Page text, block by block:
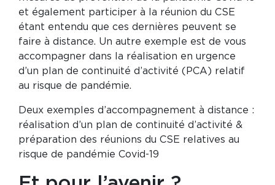
et également participer à la réunion du CSE
étant entendu que ces dernières peuvent se
faire à distance. Un autre exemple est de vous
accompagner dans la réalisation en urgence
d’un plan de continuité d’activité (PCA) relatif
au risque de pandémie.
Deux exemples d’accompagnement à distance :
réalisation d’un plan de continuité d’activité &
préparation des réunions du CSE relatives au
risque de pandémie Covid-19